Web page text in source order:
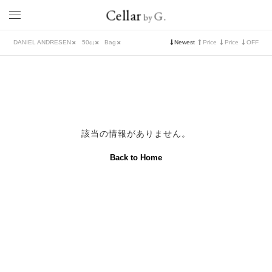
Cellar by G.
Newest Price Price OFF
DANIEL ANDRESEN 50 L Bag
該当の情報がありません。
Back to Home